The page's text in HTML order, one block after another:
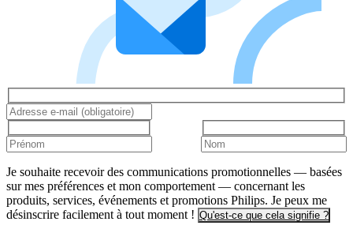
Je souhaite recevoir des communications promotionnelles — basées
sur mes préférences et mon comportement — concernant les
produits, services, événements et promotions Philips. Je peux me
désinscrire facilement à tout moment ! Qu'est-ce que cela signifie ?